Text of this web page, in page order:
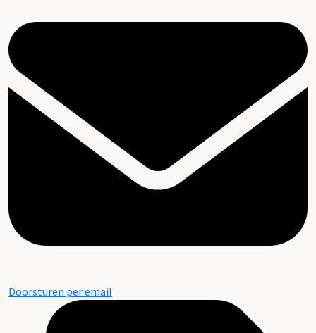
Doorsturen per email